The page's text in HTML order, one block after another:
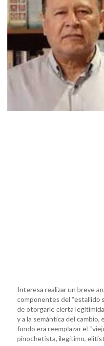
Interesa realizar un breve
componentes del “estallido
de otorgarle cierta
y a la semántica del
fondo era reemplazar el
pinochetista, ilegitimo,